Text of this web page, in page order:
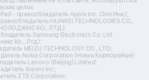
ночного видения
для рук
целях.
- правообладатель Apple Inc. (Эпл Инк.);
HUAWEI TECHNOLOGIES CO.,
КО., ЛТД.);
Samsung Electronics Co. Ltd.
Ко., Лтд.);
MEIZU TECHNOLOGY CO., LTD.;
Nokia Corporation (Нокиа Корпорейшн);
Lenovo (Beijing) Limited;
Xiaomi Inc.;
ZTE Corporation;